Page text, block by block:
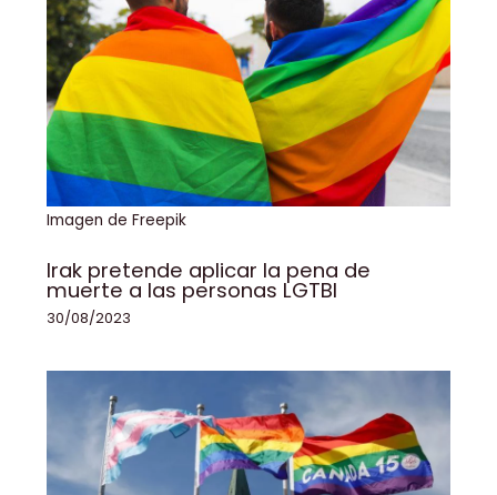
Imagen de Freepik
Irak pretende aplicar la pena de
muerte a las personas LGTBI
30/08/2023